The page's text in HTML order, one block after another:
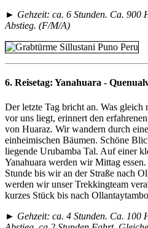
► Gehzeit: ca. 6 Stunden. Ca. 900
Abstieg. (F/M/A)
6. Reisetag: Yanahuara -
Der letzte Tag bricht an. Was gleich
vor uns liegt, erinnert den
von Huaraz. Wir wandern durch
einheimischen Bäumen. Schöne
liegende Urubamba Tal. Auf einer
Yanahuara werden wir Mittag
Stunde bis wir an der Straße nach
werden wir unser Trekkingteam
kurzes Stück bis nach
► Gehzeit: ca. 4 Stunden. Ca. 100